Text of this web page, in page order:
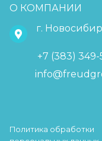
О КОМПАНИИ
г.
+7 (383)
Политика обработки